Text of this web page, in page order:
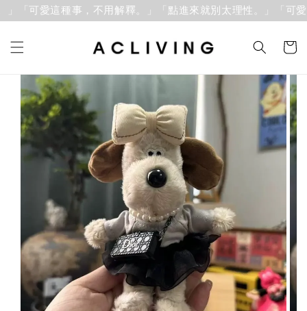
可愛這種事，不用解釋。」 「點進來就別太理性。」「可愛